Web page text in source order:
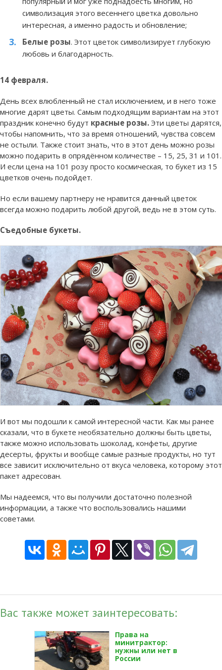
символизация этого весеннего цветка довольно
интересная, а именно радость и обновление;
Белые розы. Этот цветок символизирует глубокую
любовь и благодарность.
14 февраля.
День всех влюбленный не стал исключением, и в него тоже
многие дарят цветы. Самым подходящим вариантам на этот
праздник конечно будут красные розы. Эти цветы дарятся,
чтобы напомнить, что за время отношений, чувства совсем
не остыли. Также стоит знать, что в этот день можно розы
можно подарить в опрядённом количестве – 15, 25, 31 и 101.
И если цена на 101 розу просто космическая, то букет из 15
цветков очень подойдет.
Но если вашему партнеру не нравится данный цветок
всегда можно подарить любой другой, ведь не в этом суть.
Съедобные букеты.
И вот мы подошли к самой интересной части. Как мы ранее
сказали, что в букете необязательно должны быть цветы,
также можно использовать шоколад, конфеты, другие
десерты, фрукты и вообще самые разные продукты, но тут
все зависит исключительно от вкуса человека, которому этот
пакет адресован.
Мы надеемся, что вы получили достаточно полезной
информации, а также что воспользовались нашими
советами.
Вас также может заинтересовать:
Права на
минитрактор:
нужны или нет в
России